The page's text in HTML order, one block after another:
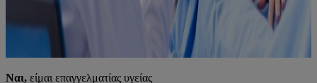
Ναι, είμαι επαγγελματίας υγείας